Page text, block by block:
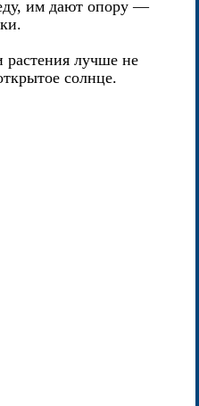
им дают опору —
растения лучше не
солнце.